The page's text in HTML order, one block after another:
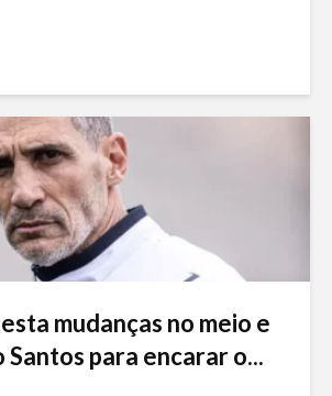
mudanças no meio e
Santos para encarar o...